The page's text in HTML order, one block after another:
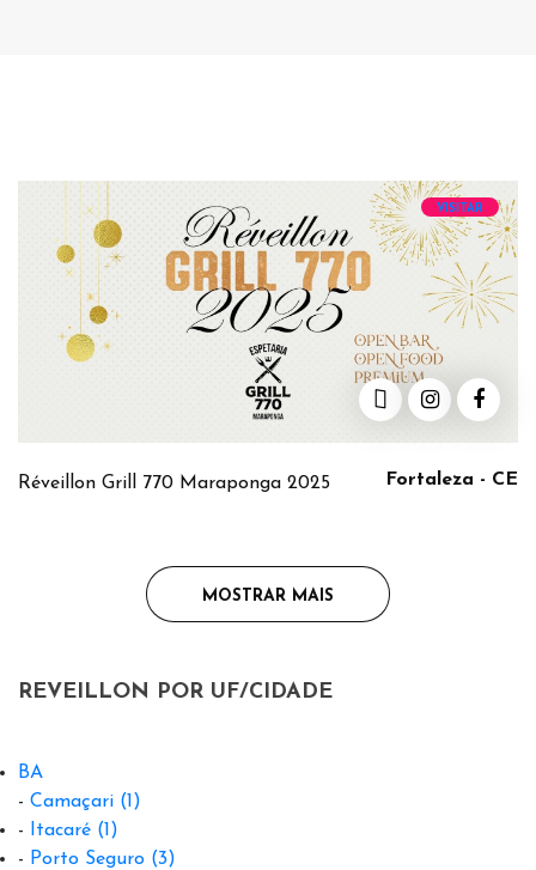
REVEILLON POR UF/CIDADE
BA
- Camaçari (1)
-
Itacaré (1)
- Porto Seguro (3)
VISITAR
Fortaleza - CE
Réveillon Grill 770 Maraponga 2025
MOSTRAR MAIS